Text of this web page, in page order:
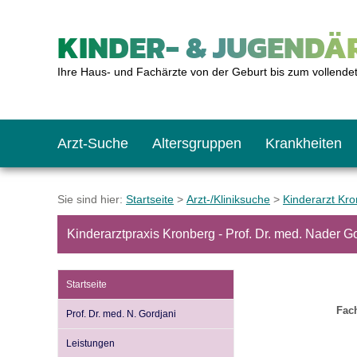
KINDER- &
Ihre Haus- und Fachärzte von der Geburt bis zum
Arzt-Suche Altersgruppen
Das erste Jahr
Krankheiten
Baby: U1 bis U6
Impfkalender
Notrufnummern
Notdienste
BMI-Rechner
Sie sind hier: Startseite > Arzt-/Kliniksuche > Kinderarzt
Kinderarztpraxis Kronberg - Prof. Dr. med. Nader
Startseite
Prof. Dr. med. N. Gordjani
Leistungen